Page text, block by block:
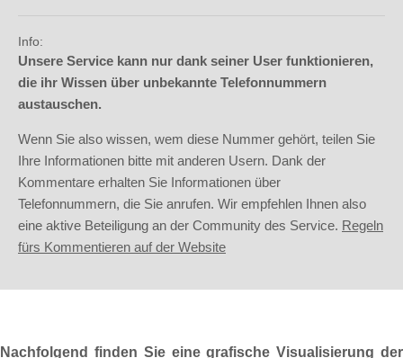
Info:
Unsere Service kann nur dank seiner User funktionieren,
die ihr Wissen über unbekannte Telefonnummern
austauschen.
Wenn Sie also wissen, wem diese Nummer gehört, teilen Sie
Ihre Informationen bitte mit anderen Usern. Dank der
Kommentare erhalten Sie Informationen über
Telefonnummern, die Sie anrufen. Wir empfehlen Ihnen also
eine aktive Beteiligung an der Community des Service. Regeln
fürs Kommentieren auf der Website
Nachfolgend finden Sie eine grafische Visualisierung der